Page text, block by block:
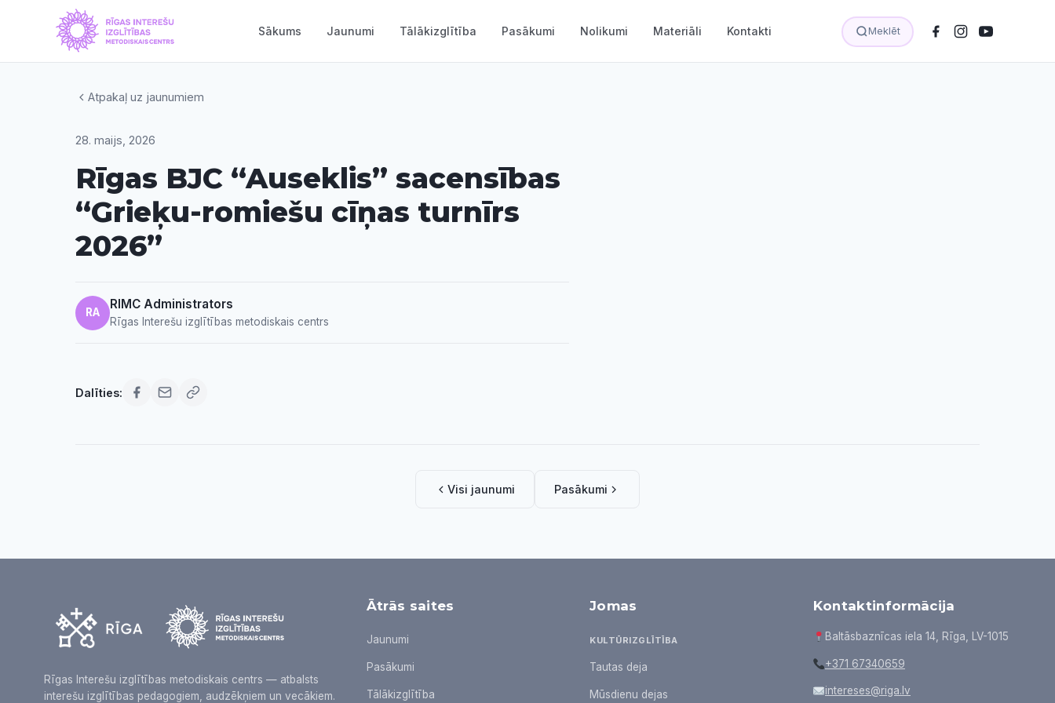
Sākums Jaunumi Tālākizglītība Pasākumi Nolikumi Materiāli Kontakti Meklēt
Atpakaļ uz jaunumiem
28. maijs, 2026
Rīgas BJC “Auseklis” sacensības
“Grieķu-romiešu cīņas turnīrs
2026”
RA
RIMC Administrators
Rīgas Interešu izglītības metodiskais centrs
Dalīties:
Visi jaunumi Pasākumi
Rīgas Interešu izglītības metodiskais centrs — atbalsts
interešu izglītības pedagogiem, audzēkņiem un vecākiem.
Ātrās saites
Jaunumi
Pasākumi
Tālākizglītība
Jomas
KULTŪRIZGLĪTĪBA
Tautas deja
Mūsdienu dejas
Kontaktinformācija
Baltāsbaznīcas iela 14, Rīga, LV-1015
+371 67340659
intereses@riga.lv